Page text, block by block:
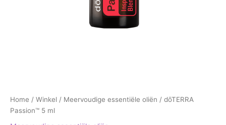
Home / Winkel / Meervoudige essentiële oliën / dōTERRA
Passion™ 5 ml